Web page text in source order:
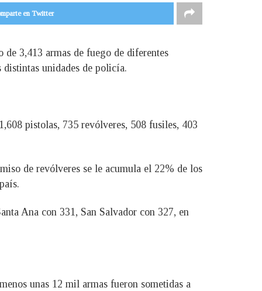
en Twitter
3,413 armas de fuego de diferentes
unidades de policía.
pistolas, 735 revólveres, 508 fusiles, 403
de revólveres se le acumula el 22% de los
Ana con 331, San Salvador con 327, en
unas 12 mil armas fueron sometidas a